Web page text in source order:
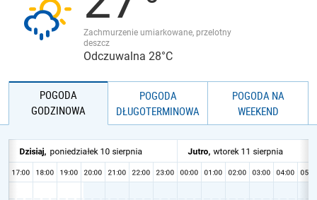
Zachmurzenie umiarkowane, przelotny
deszcz
Odczuwalna 28°C
POGODA
GODZINOWA
POGODA
DŁUGOTERMINOWA
POGODA NA
WEEKEND